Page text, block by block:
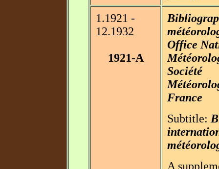
1.1921 -
12.1932
1921-A
Office
Société
France
Subtitle:
A